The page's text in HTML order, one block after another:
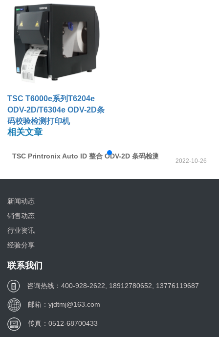
TSC T6000e系列T6204e
ODV-2D/T6304e ODV-2D条
码校验检测打印机
相关文章
2022-10-26
TSC Printronix Auto ID 整合 ODV-2D 条码检测器于获奖之T6000e
新闻动态
销售动态
行业资讯
经验分享
联系我们
咨询热线：400-928-2622, 18912780652, 13776119687
邮箱：yjdtmj@163.com
传真：0512-68700433